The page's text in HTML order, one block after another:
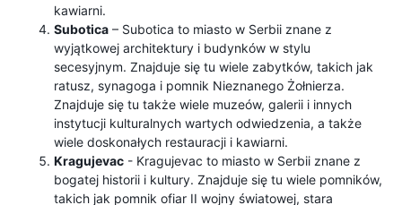
kawiarni.
Subotica – Subotica to miasto w Serbii znane z
wyjątkowej architektury i budynków w stylu
secesyjnym. Znajduje się tu wiele zabytków, takich jak
ratusz, synagoga i pomnik Nieznanego Żołnierza.
Znajduje się tu także wiele muzeów, galerii i innych
instytucji kulturalnych wartych odwiedzenia, a także
wiele doskonałych restauracji i kawiarni.
Kragujevac - Kragujevac to miasto w Serbii znane z
bogatej historii i kultury. Znajduje się tu wiele pomników,
takich jak pomnik ofiar II wojny światowej, stara